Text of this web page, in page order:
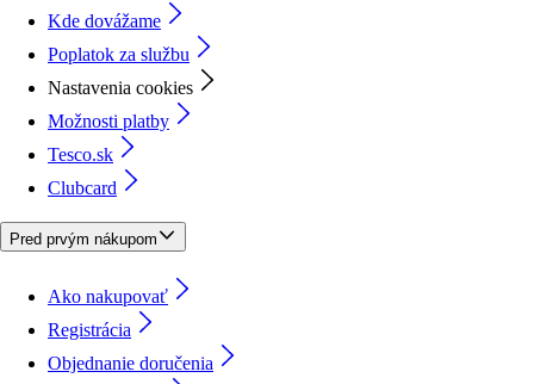
Kde dovážame
Poplatok za službu
Nastavenia cookies
Možnosti platby
Tesco.sk
Clubcard
Pred prvým nákupom
Ako nakupovať
Registrácia
Objednanie doručenia